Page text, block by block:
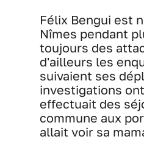
Félix Bengui est
Nîmes pendant
toujours des
d'ailleurs les
suivaient ses
investigations
effectuait des
commune aux
allait voir sa